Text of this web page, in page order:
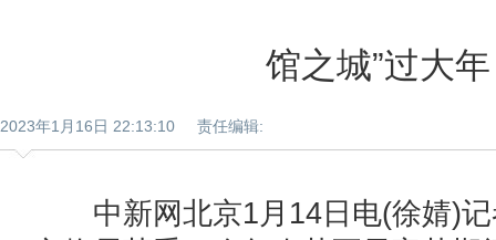
馆之城”过大年
2023年1月16日 22:13:10 责任编辑:
中新网北京1月14日电(徐婧)记